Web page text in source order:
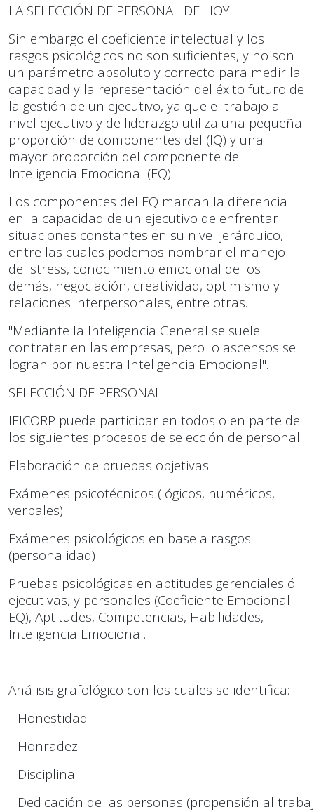
LA SELECCIÓN DE PERSONAL DE HOY
Sin embargo el coeficiente intelectual y los
rasgos psicológicos no son suficientes, y no son
un parámetro absoluto y correcto para medir la
capacidad y la representación del éxito futuro de
la gestión de un ejecutivo, ya que el trabajo a
nivel ejecutivo y de liderazgo utiliza una pequeña
proporción de componentes del (IQ) y una
mayor proporción del componente de
Inteligencia Emocional (EQ).
Los componentes del EQ marcan la diferencia
en la capacidad de un ejecutivo de enfrentar
situaciones constantes en su nivel jerárquico,
entre las cuales podemos nombrar el manejo
del stress, conocimiento emocional de los
demás, negociación, creatividad, optimismo y
relaciones interpersonales, entre otras.
"Mediante la Inteligencia General se suele
contratar en las empresas, pero lo ascensos se
logran por nuestra Inteligencia Emocional".
SELECCIÓN DE PERSONAL
IFICORP puede participar en todos o en parte de
los siguientes procesos de selección de personal:
Elaboración de pruebas objetivas
Exámenes psicotécnicos (lógicos, numéricos,
verbales)
Exámenes psicológicos en base a rasgos
(personalidad)
Pruebas psicológicas en aptitudes gerenciales ó
ejecutivas, y personales (Coeficiente Emocional -
EQ), Aptitudes, Competencias, Habilidades,
Inteligencia Emocional.
Análisis grafológico con los cuales se identifica:
Honestidad
Honradez
Disciplina
Dedicación de las personas (propensión al